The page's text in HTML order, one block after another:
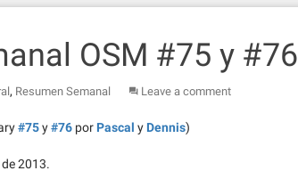
OSM #75 y #76
, Resumen Semanal Leave a comment
#75y#76 por Pascal y Dennis)
2013.